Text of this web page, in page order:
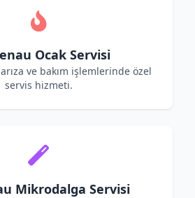
Ocak Servisi
ve bakım işlemlerinde özel
servis hizmeti.
Mikrodalga Servisi